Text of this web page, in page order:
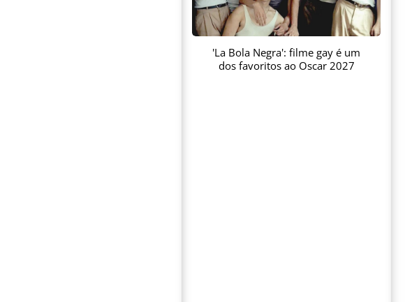
'La Bola Negra': filme gay é um
dos favoritos ao Oscar 2027